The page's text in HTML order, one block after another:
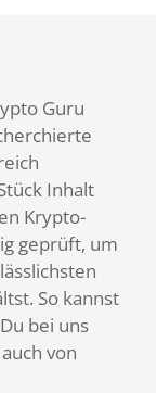
Guru
Inhalt
Krypto-
geprüft, um
So kannst
bei uns
von